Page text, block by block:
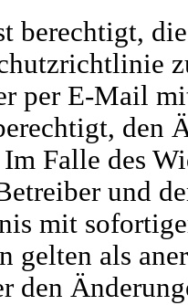
berechtigt,
per E-Mail
den
Falle des
und
mit
gelten als
den